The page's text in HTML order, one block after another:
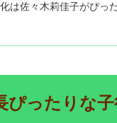
は佐々木莉佳子がぴっ
ったりな子